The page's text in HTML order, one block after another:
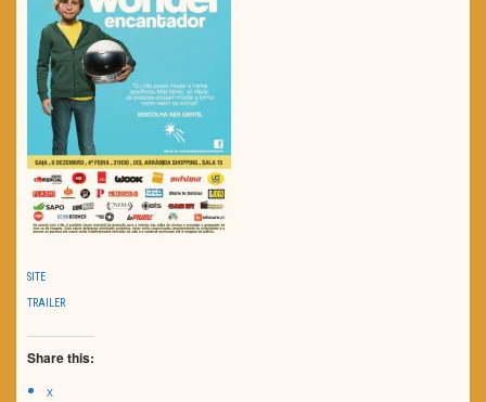
SITE
TRAILER
Share this:
X